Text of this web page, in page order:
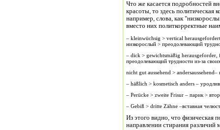
Что же касается подробностей
красоты, то здесь политическая
например, слова, как
вместо них политкорректные
– kleinwüchsig > vertical
низкорослый > преодолевающий
– dick > gewichtsmäßig
преодолевающий трудности из-за
nicht gut aussehend >
– häßlich > kosmetisch anders –
– Perücke > zweite Frisur – парик >
– Gebiß > dritte Zähne –вставная
Из этого видно, что физическая
направлении стирания